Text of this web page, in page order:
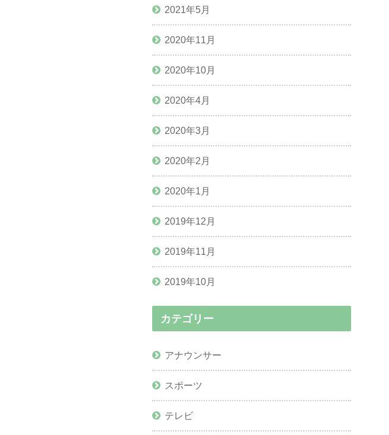
2021年5月
2020年11月
2020年10月
2020年4月
2020年3月
2020年2月
2020年1月
2019年12月
2019年11月
2019年10月
カテゴリー
アナウンサー
スポーツ
テレビ